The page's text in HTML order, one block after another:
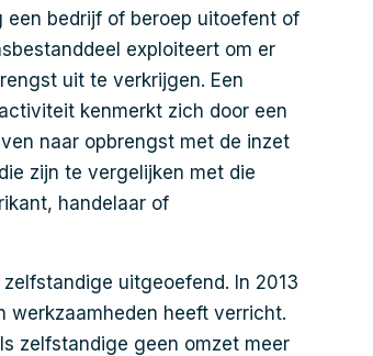
een bedrijf of beroep uitoefent of
exploiteert om er
uit te verkrijgen. Een
kenmerkt zich door een
naar opbrengst met de inzet
zijn te vergelijken met die
handelaar of
uitgeoefend. In 2013
werkzaamheden heeft verricht.
zelfstandige geen omzet meer